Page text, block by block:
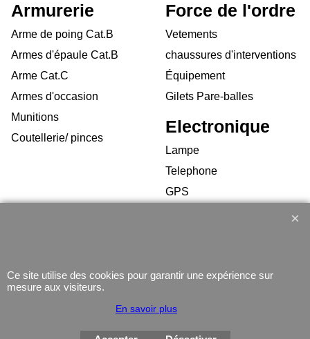
Armurerie
Arme de poing Cat.B
Armes d'épaule Cat.B
Arme Cat.C
Armes d'occasion
Munitions
Coutellerie/ pinces
Force de l'ordre
Vetements
chaussures d'interventions
Équipement
Gilets Pare-balles
Electronique
Lampe
Telephone
GPS
Boutique en ligne créés
Ce site utilise des cookies pour garantir une expérience sur
mesure aux visiteurs.
En savoir plus